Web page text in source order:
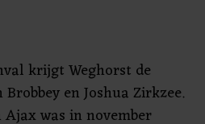
krijgt Weghorst de
en Joshua Zirkzee.
was in november